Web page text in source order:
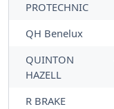
PROTECHNIC
QH Benelux
QUINTON
HAZELL
R BRAKE